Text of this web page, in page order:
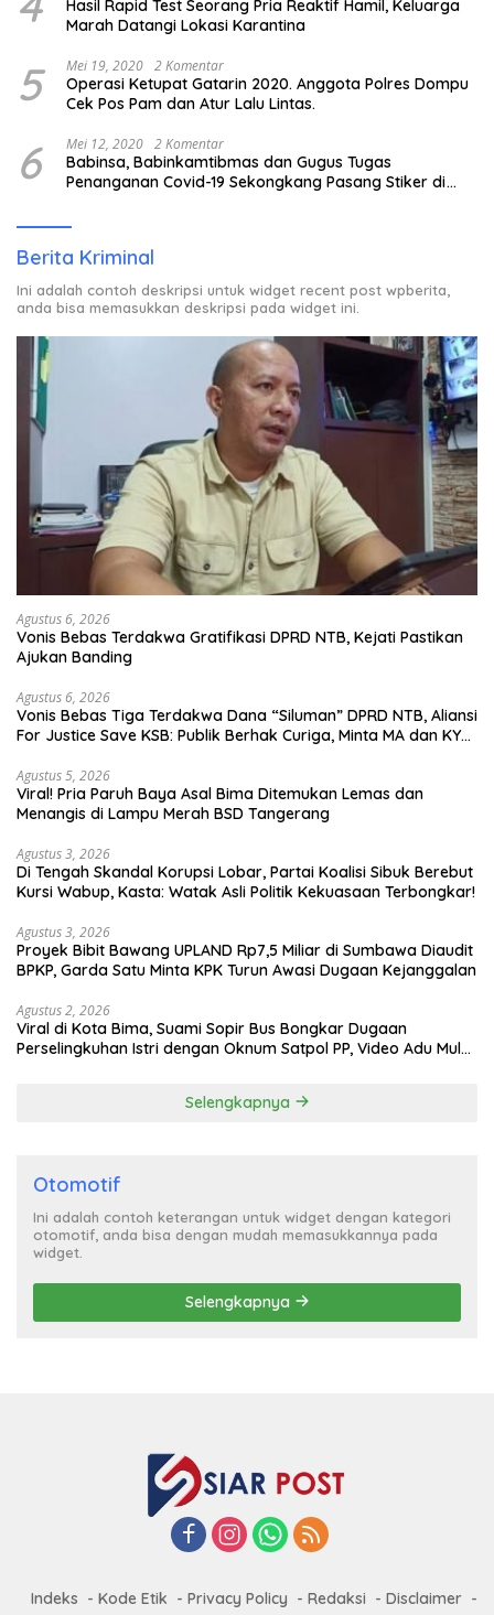
Hasil Rapid Test Seorang Pria Reaktif Hamil, Keluarga
Marah Datangi Lokasi Karantina
5 Mei 19, 2020 2 Komentar
Operasi Ketupat Gatarin 2020. Anggota Polres Dompu
Cek Pos Pam dan Atur Lalu Lintas.
6 Mei 12, 2020 2 Komentar
Babinsa, Babinkamtibmas dan Gugus Tugas
Penanganan Covid-19 Sekongkang Pasang Stiker di
Berita Kriminal
Ini adalah contoh deskripsi untuk widget recent post wpberita,
anda bisa memasukkan deskripsi pada widget ini.
Agustus 6, 2026
Vonis Bebas Terdakwa Gratifikasi DPRD NTB, Kejati Pastikan
Ajukan Banding
Agustus 6, 2026
Vonis Bebas Tiga Terdakwa Dana “Siluman” DPRD NTB, Aliansi
For Justice Save KSB: Publik Berhak Curiga, Minta MA dan KY
Agustus 5, 2026
Viral! Pria Paruh Baya Asal Bima Ditemukan Lemas dan
Menangis di Lampu Merah BSD Tangerang
Agustus 3, 2026
Di Tengah Skandal Korupsi Lobar, Partai Koalisi Sibuk Berebut
Kursi Wabup, Kasta: Watak Asli Politik Kekuasaan Terbongkar!
Agustus 3, 2026
Proyek Bibit Bawang UPLAND Rp7,5 Miliar di Sumbawa Diaudit
BPKP, Garda Satu Minta KPK Turun Awasi Dugaan Kejanggalan
Agustus 2, 2026
Viral di Kota Bima, Suami Sopir Bus Bongkar Dugaan
Perselingkuhan Istri dengan Oknum Satpol PP, Video Adu Mulut
Selengkapnya
Otomotif
Ini adalah contoh keterangan untuk widget dengan kategori
otomotif, anda bisa dengan mudah memasukkannya pada
widget.
Selengkapnya
Indeks Kode Etik Privacy Policy Redaksi
Disclaimer